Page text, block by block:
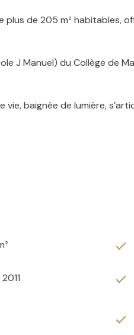
de 205 m² habitables,
J Manuel) du Collège de
baignée de lumière,
jardin, offrant confort,
et d’une double
selon vos besoins.